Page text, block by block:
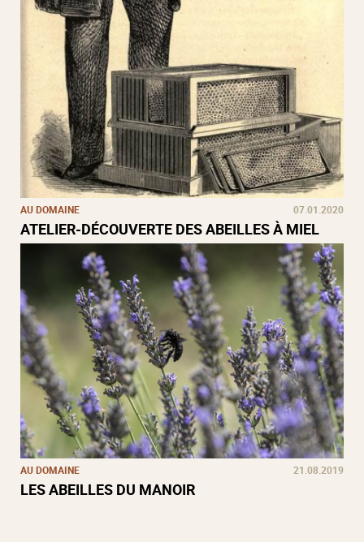
AU DOMAINE 07.01.2020
ATELIER-DÉCOUVERTE DES ABEILLES À MIEL
AU DOMAINE 21.08.2019
LES ABEILLES DU MANOIR